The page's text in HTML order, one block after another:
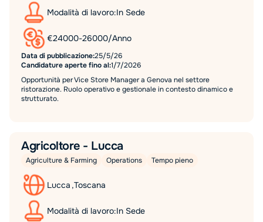
Modalità di lavoro:In Sede
€24000-26000/Anno
Data di pubblicazione:25/5/26
Candidature aperte fino al:1/7/2026
Opportunità per Vice Store Manager a Genova nel settore
ristorazione. Ruolo operativo e gestionale in contesto dinamico e
strutturato.
Agricoltore - Lucca
Agriculture & Farming Operations Tempo pieno
Lucca ,Toscana
Modalità di lavoro:In Sede